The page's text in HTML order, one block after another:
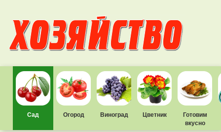
Сад Огород Виноград Цветник
Готовим
вкусно